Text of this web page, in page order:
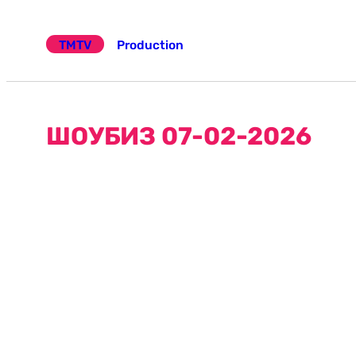
TMTV
Production
ШОУБИЗ 07-02-2026